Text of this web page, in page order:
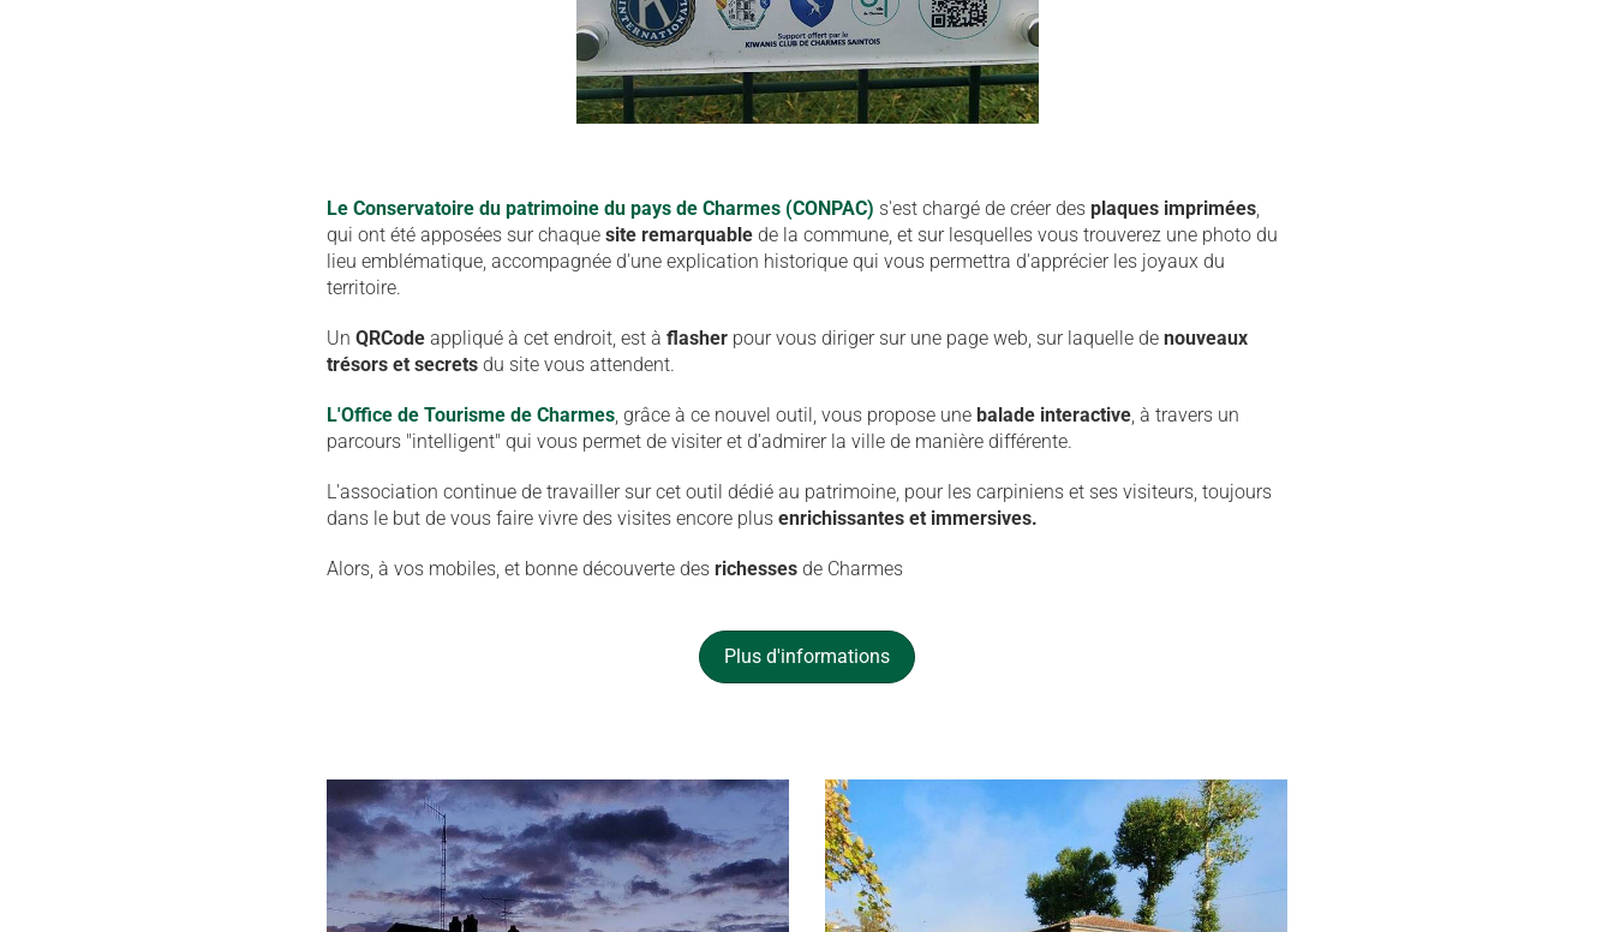
Le Conservatoire du patrimoine du pays de Charmes (CONPAC) s'est chargé de créer des plaques imprimées,
qui ont été apposées sur chaque site remarquable de la commune, et sur lesquelles vous trouverez une photo du
lieu emblématique, accompagnée d'une explication historique qui vous permettra d'apprécier les joyaux du
territoire.
Un QRCode appliqué à cet endroit, est à flasher pour vous diriger sur une page web, sur laquelle de nouveaux
trésors et secrets du site vous attendent.
L'Office de Tourisme de Charmes, grâce à ce nouvel outil, vous propose une balade interactive, à travers un
parcours "intelligent" qui vous permet de visiter et d'admirer la ville de manière différente.
L'association continue de travailler sur cet outil dédié au patrimoine, pour les carpiniens et ses visiteurs, toujours
dans le but de vous faire vivre des visites encore plus enrichissantes et immersives.
Alors, à vos mobiles, et bonne découverte des richesses de Charmes
Plus d'informations